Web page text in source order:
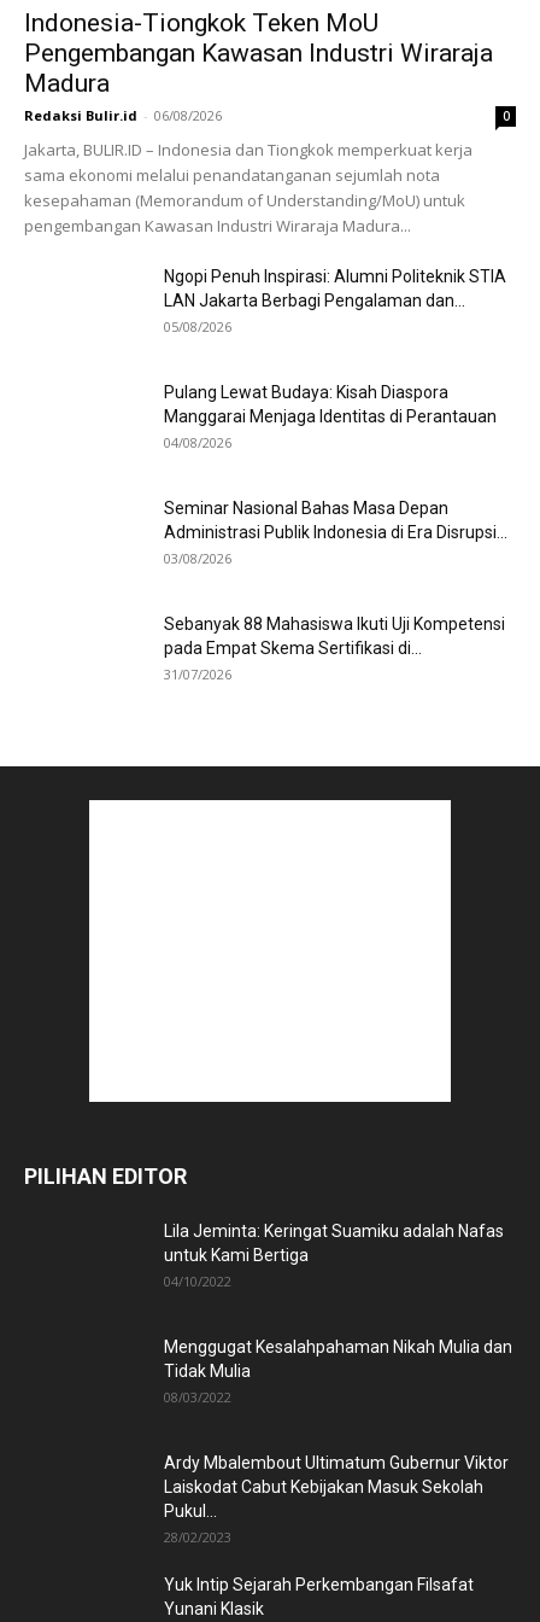
Indonesia-Tiongkok Teken MoU
Pengembangan Kawasan Industri Wiraraja
Madura
Redaksi Bulir.id - 06/08/2026 0
Jakarta, BULIR.ID – Indonesia dan Tiongkok memperkuat kerja
sama ekonomi melalui penandatanganan sejumlah nota
kesepahaman (Memorandum of Understanding/MoU) untuk
pengembangan Kawasan Industri Wiraraja Madura...
Ngopi Penuh Inspirasi: Alumni Politeknik STIA
LAN Jakarta Berbagi Pengalaman dan...
05/08/2026
Pulang Lewat Budaya: Kisah Diaspora
Manggarai Menjaga Identitas di Perantauan
04/08/2026
Seminar Nasional Bahas Masa Depan
Administrasi Publik Indonesia di Era Disrupsi...
03/08/2026
Sebanyak 88 Mahasiswa Ikuti Uji Kompetensi
pada Empat Skema Sertifikasi di...
31/07/2026
PILIHAN EDITOR
Lila Jeminta: Keringat Suamiku adalah Nafas
untuk Kami Bertiga
04/10/2022
Menggugat Kesalahpahaman Nikah Mulia dan
Tidak Mulia
08/03/2022
Ardy Mbalembout Ultimatum Gubernur Viktor
Laiskodat Cabut Kebijakan Masuk Sekolah
Pukul...
28/02/2023
Yuk Intip Sejarah Perkembangan Filsafat
Yunani Klasik